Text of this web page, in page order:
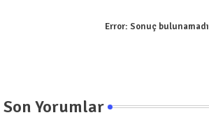
Error: Sonuç bulunamadı
Son Yorumlar